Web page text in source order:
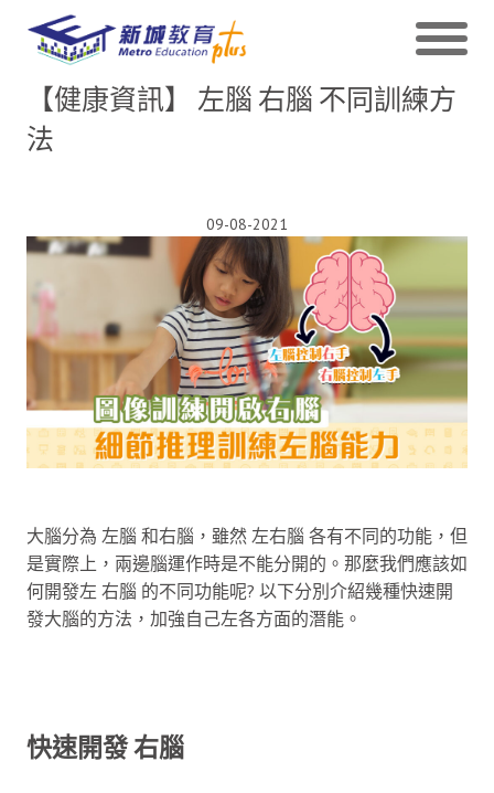
【健康資訊】 左腦 右腦 不同訓練方
法
09-08-2021
大腦分為 左腦 和右腦，雖然 左右腦 各有不同的功能，但
是實際上，兩邊腦運作時是不能分開的。那麼我們應該如
何開發左 右腦 的不同功能呢? 以下分別介紹幾種快速開
發大腦的方法，加強自己左各方面的潛能。
快速開發 右腦